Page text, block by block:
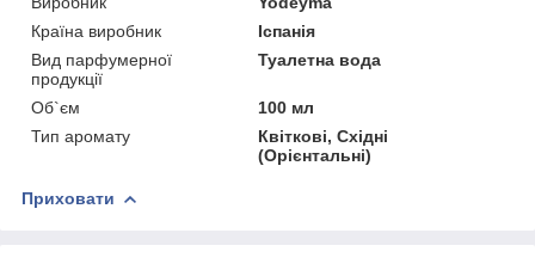
Країна виробник
Іспанія
Вид парфумерної
продукції
Туалетна вода
Об`єм
100 мл
Тип аромату
Квіткові, Східні
(Орієнтальні)
Приховати